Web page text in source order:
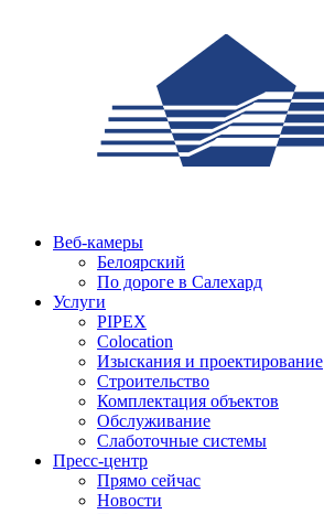
Веб-камеры
Белоярский
По дороге в Салехард
Услуги
PIPEX
Colocation
Изыскания и проектирование
Строительство
Комплектация объектов
Обслуживание
Слаботочные системы
Пресс-центр
Прямо сейчас
Новости